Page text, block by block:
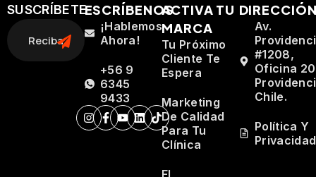
SUSCRÍBETEESCRÍBENOS
¡Hablemos
Ahora!
+56 9
6345
9433
ACTIVA TU
MARCA
Tu Próximo
Cliente Te
Espera
Marketing
De Calidad
Para Tu
Clínica
Av.
#1208,
Oficina
Chile.
Política Y
Privacidad